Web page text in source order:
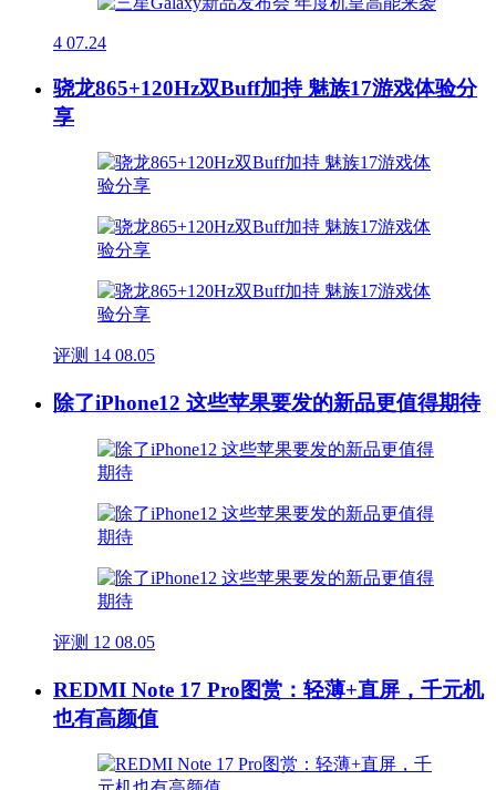
4 07.24
骁龙865+120Hz双Buff加持 魅族17游戏体验分
享
评测 14 08.05
除了iPhone12 这些苹果要发的新品更值得期待
评测 12 08.05
REDMI Note 17 Pro图赏：轻薄+直屏，千元机
也有高颜值